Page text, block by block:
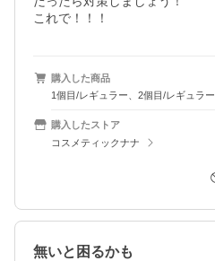
これで！！！
購入した商品
1個目/レギュラー、2個目/レギュラー
購入したストア
コスメティックナナ
無いと困るかも